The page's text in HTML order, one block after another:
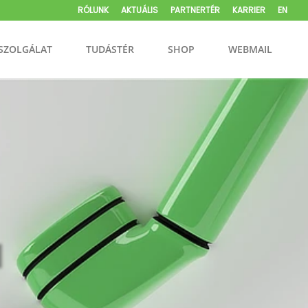
RÓLUNK AKTUÁLIS PARTNERTÉR KARRIER EN
TUDÁSTÉR SHOP WEBMAIL